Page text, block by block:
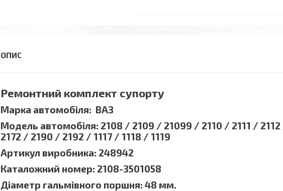
Ремонтний комплект супорту
Марка автомобіля: ВАЗ
Модель автомобіля: 2108 / 2109 / 21099 / 2110 / 2111 /
2172 / 2190 / 2192 / 1117 / 1118 / 1119
Артикул виробника: 248942
Каталожний номер: 2108-3501058
Діаметр гальмівного поршня: 48 мм.